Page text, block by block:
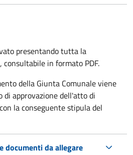
presentando tutta la
in formato PDF.
della Giunta Comunale viene
approvazione dell'atto di
la conseguente stipula del
documenti da allegare